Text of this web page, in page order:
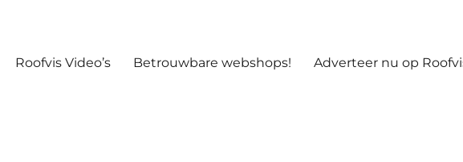
Roofvis Video’s Betrouwbare webshops! Adverteer nu op